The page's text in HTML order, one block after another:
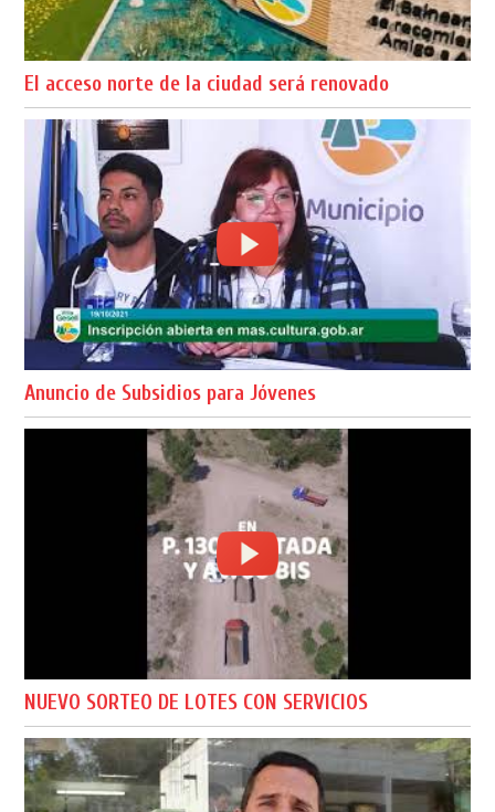
El acceso norte de la ciudad será renovado
Anuncio de Subsidios para Jóvenes
NUEVO SORTEO DE LOTES CON SERVICIOS